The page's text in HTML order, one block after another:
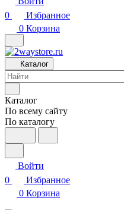
0
Избранное
0 Корзина
Каталог
Каталог
По всему сайту
По каталогу
Войти
0
Избранное
0 Корзина